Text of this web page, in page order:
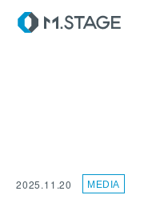
会社情報
SERVICE TOP
2025.11.20 MEDIA